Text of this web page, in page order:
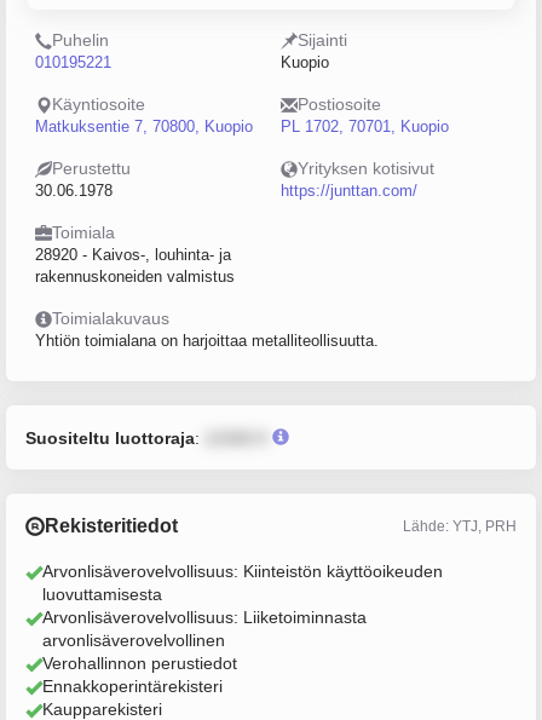
Puhelin
010195221
Sijainti
Kuopio
Käyntiosoite
Matkuksentie 7, 70800, Kuopio
Postiosoite
PL 1702, 70701, Kuopio
Perustettu
30.06.1978
Yrityksen kotisivut
https://junttan.com/
Toimiala
28920 - Kaivos-, louhinta- ja
rakennuskoneiden valmistus
Toimialakuvaus
Yhtiön toimialana on harjoittaa metalliteollisuutta.
Suositeltu luottoraja:
Rekisteritiedot Lähde: YTJ, PRH
Arvonlisäverovelvollisuus: Kiinteistön käyttöoikeuden
luovuttamisesta
Arvonlisäverovelvollisuus: Liiketoiminnasta
arvonlisäverovelvollinen
Verohallinnon perustiedot
Ennakkoperintärekisteri
Kaupparekisteri